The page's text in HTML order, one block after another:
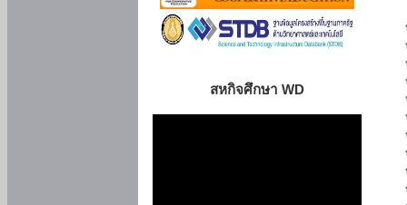
สหกิจศึกษา WD